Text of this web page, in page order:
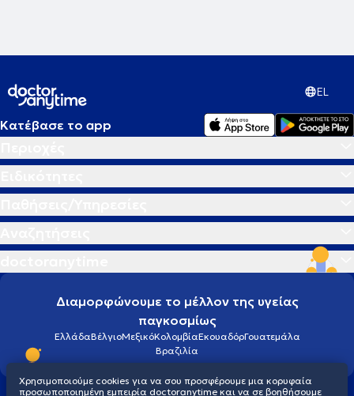
EL
Κατέβασε το app
Διαμορφώνουμε το μέλλον της υγείας
παγκοσμίως
ΕλλάδαΒέλγιοΜεξικόΚολομβίαΕκουαδόρΓουατεμάλα
Βραζιλία
Χρησιμοποιούμε cookies για να σου προσφέρουμε μια κορυφαία
προσωποποιημένη εμπειρία doctoranytime και να σε βοηθήσουμε